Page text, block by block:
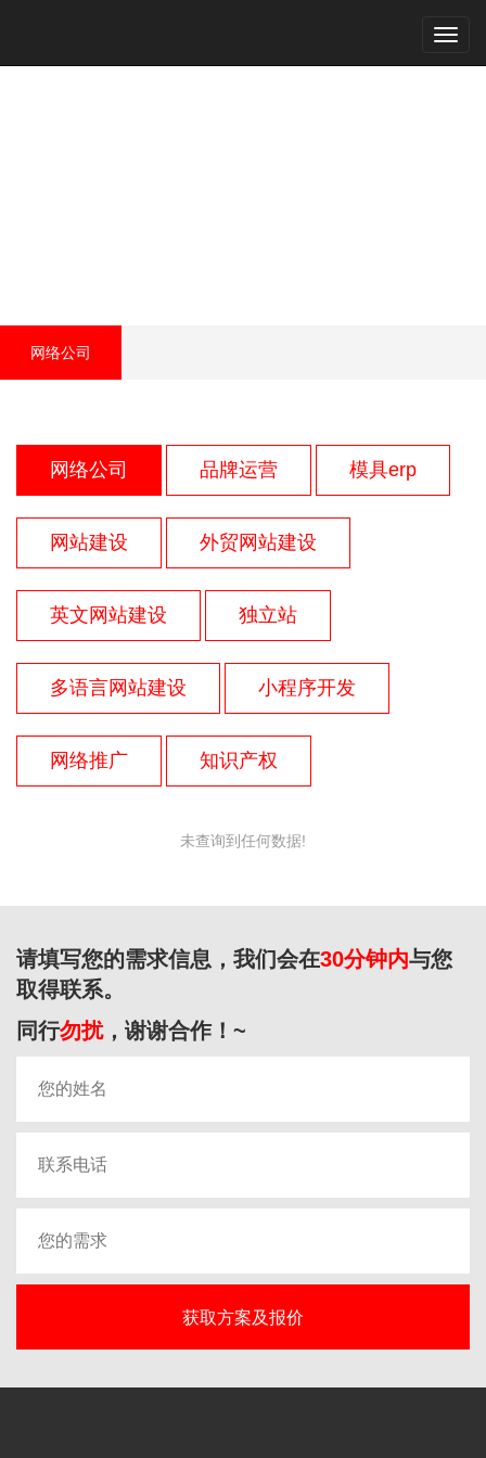
网络公司
网络公司 品牌运营 模具erp
网站建设 外贸网站建设
英文网站建设 独立站
多语言网站建设 小程序开发
网络推广 知识产权
未查询到任何数据!
请填写您的需求信息，我们会在30分钟内与您
取得联系。
同行勿扰，谢谢合作！~
获取方案及报价